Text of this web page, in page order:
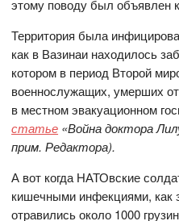
этому поводу был объявлен
Территория была
как в Вазинаи находилось
котором в период Второй
военнослужащих, умерших
в местном эвакуационном
статье «Война доктора
прим. Редактора).
А вот когда НАТОвские
кишечными инфекциями, как
отравились около 1000